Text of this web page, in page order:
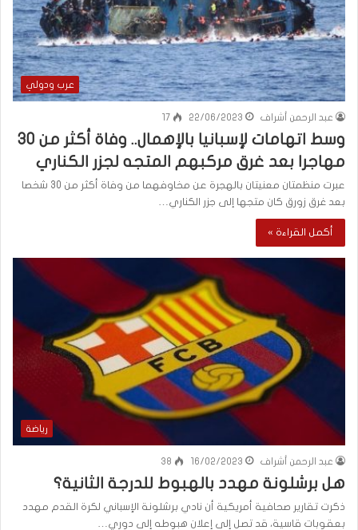
عرب ودولي
عبد الرحمن أشراف 22/06/2023
17
وسط اتهامات لإسبانيا بالإهمال.. وفاة أكثر من 30
مهاجرا بعد غرق مركبهم المتجه لجزر الكناري
عبرت منظمتان معنيتان بالهجرة عن مخاوفهما من وفاة أكثر من 30 شخصا
بعد غرق زورق كان متجها إلى جزر الكناري…
أكمل القراءة »
رياضة
عبد الرحمن أشراف 16/02/2023
38
هل برشلونة مهدد بالهبوط للدرجة الثانية؟
ذكرت تقارير صحافية أمريكية أن نادي برشلونة الإسباني لكرة القدم مهدد
بعقوبات قاسية، قد تصل إلى إعلان هبوطه إلى دوري…